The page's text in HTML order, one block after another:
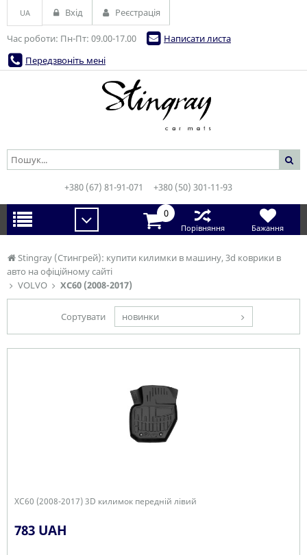
Stingray (Стингрей): купити килимки в машину, 3d коврики в
авто на офіційному сайті
VOLVO
XC60 (2008-2017)
Сортувати новинки
XC60 (2008-2017) 3D килимок передній лівий
783 UAH
Час роботи: Пн-Пт: 09.00-17.00
Написати листа
Передзвоніть мені
UA Вхід Реєстрація
+380 (67) 81-91-071 +380 (50) 301-11-93
0
Порівняння Бажання